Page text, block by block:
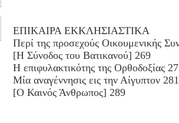
ΕΠΙΚΑΙΡΑ ΕΚΚΛΗΣΙΑΣΤΙΚΑ
Περί της προσεχούς Οικουμενικής
[Η Σύνοδος του Βατικανού] 269
Η επιφυλακτικότης της Ορθοδοξίας
Μία αναγέννησις εις την Αίγυπτον 281
[Ο Καινός Άνθρωπος] 289